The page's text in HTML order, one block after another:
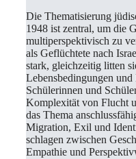
Die Thematisierung
1948 ist zentral, um die
multiperspektivisch zu
als Geflüchtete nach
stark, gleichzeitig litten
Lebensbedingungen
Schülerinnen und
Komplexität von Flucht
das Thema
Migration, Exil und
schlagen zwischen
Empathie und